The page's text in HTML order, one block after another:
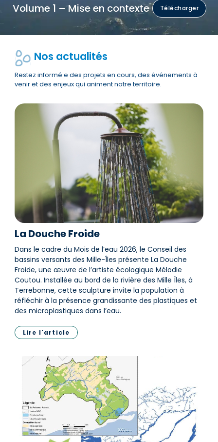
Volume 1 – Mise en contexte Télécharger
Nos actualités
Restez informé·e des projets en cours, des événements à
venir et des enjeux qui animent notre territoire.
La Douche Froide
Dans le cadre du Mois de l’eau 2026, le Conseil des
bassins versants des Mille-Îles présente La Douche
Froide, une œuvre de l’artiste écologique Mélodie
Coutou. Installée au bord de la rivière des Mille Îles, à
Terrebonne, cette sculpture invite la population à
réfléchir à la présence grandissante des plastiques et
des microplastiques dans l’eau.
Lire l'article